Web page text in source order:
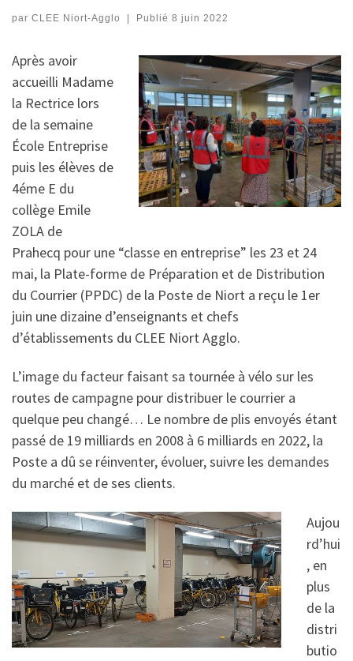
par CLEE Niort-Agglo | Publié 8 juin 2022
Après avoir
accueilli Madame
la Rectrice lors
de la semaine
École Entreprise
puis les élèves de
4éme E du
collège Emile
ZOLA de
Prahecq pour une “classe en entreprise” les 23 et 24
mai, la Plate-forme de Préparation et de Distribution
du Courrier (PPDC) de la Poste de Niort a reçu le 1er
juin une dizaine d’enseignants et chefs
d’établissements du CLEE Niort Agglo.
L’image du facteur faisant sa tournée à vélo sur les
routes de campagne pour distribuer le courrier a
quelque peu changé… Le nombre de plis envoyés étant
passé de 19 milliards en 2008 à 6 milliards en 2022, la
Poste a dû se réinventer, évoluer, suivre les demandes
du marché et de ses clients.
Aujou
rd’hui
, en
plus
de la
distri
butio